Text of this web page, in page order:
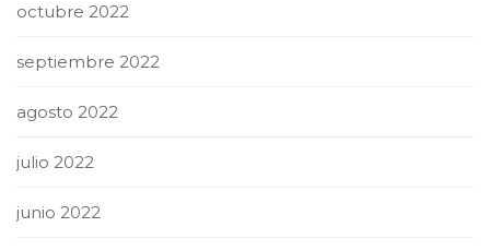
octubre 2022
septiembre 2022
agosto 2022
julio 2022
junio 2022